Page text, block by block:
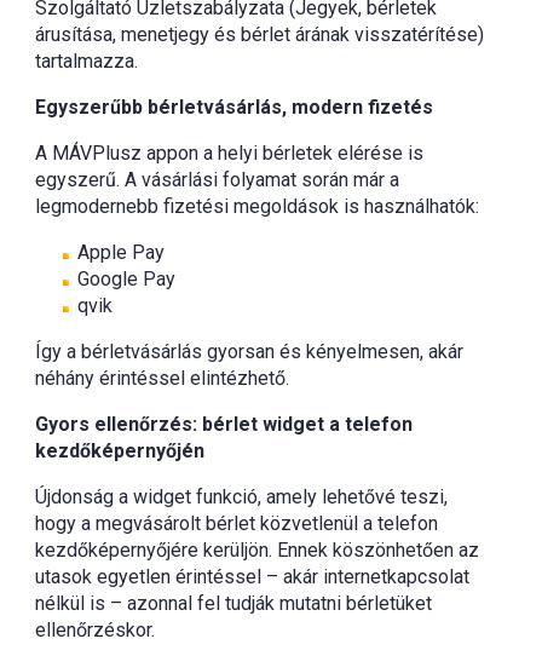
Szolgáltató Üzletszabályzata (Jegyek, bérletek
árusítása, menetjegy és bérlet árának visszatérítése)
tartalmazza.
Egyszerűbb bérletvásárlás, modern fizetés
A MÁVPlusz appon a helyi bérletek elérése is
egyszerű. A vásárlási folyamat során már a
legmodernebb fizetési megoldások is használhatók:
Apple Pay
Google Pay
qvik
Így a bérletvásárlás gyorsan és kényelmesen, akár
néhány érintéssel elintézhető.
Gyors ellenőrzés: bérlet widget a telefon
kezdőképernyőjén
Újdonság a widget funkció, amely lehetővé teszi,
hogy a megvásárolt bérlet közvetlenül a telefon
kezdőképernyőjére kerüljön. Ennek köszönhetően az
utasok egyetlen érintéssel – akár internetkapcsolat
nélkül is – azonnal fel tudják mutatni bérletüket
ellenőrzéskor.